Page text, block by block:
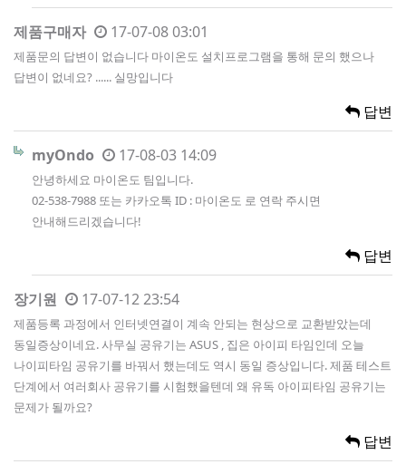
제품구매자 17-07-08 03:01
제품문의 답변이 없습니다 마이온도 설치프로그램을 통해 문의 했으나
답변이 없네요? ...... 실망입니다
답변
myOndo 17-08-03 14:09
안녕하세요 마이온도 팀입니다.
02-538-7988 또는 카카오톡 ID : 마이온도 로 연락 주시면
안내해드리겠습니다!
답변
장기원 17-07-12 23:54
제품등록 과정에서 인터넷연결이 계속 안되는 현상으로 교환받았는데
동일증상이네요. 사무실 공유기는 ASUS , 집은 아이피 타임인데 오늘
나이피타임 공유기를 바꿔서 했는데도 역시 동일 증상입니다. 제품 테스트
단계에서 여러회사 공유기를 시험했을텐데 왜 유독 아이피타임 공유기는
문제가 될까요?
답변